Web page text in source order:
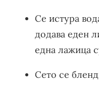
Се истура
додава еден
една лажица
Сето се